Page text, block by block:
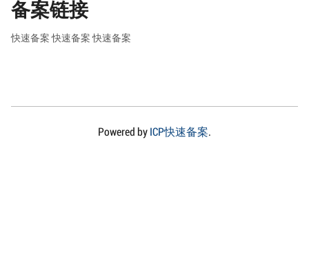
备案链接
快速备案 快速备案 快速备案
Powered byICP快速备案.